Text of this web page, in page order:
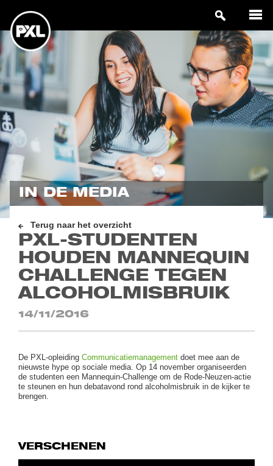
IN DE MEDIA
Terug naar het overzicht
PXL-STUDENTEN
HOUDEN MANNEQUIN
CHALLENGE TEGEN
ALCOHOLMISBRUIK
14/11/2016
De PXL-opleidingCommunicatiemanagement doet mee aan de
nieuwste hype op sociale media. Op 14 november organiseerden
de studenten een Mannequin-Challenge om de Rode-Neuzen-actie
te steunen en hun debatavond rond alcoholmisbruik in de kijker te
brengen.
VERSCHENEN